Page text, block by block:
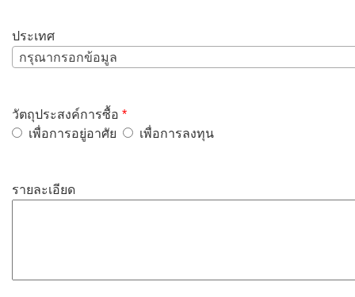
ประเทศ
กรุณากรอกข้อมูล
วัตถุประสงค์การซื้อ *
เพื่อการอยู่อาศัย
เพื่อการลงทุน
รายละเอียด